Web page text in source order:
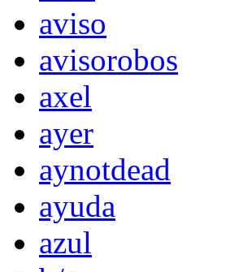
aviso
avisorobos
axel
ayer
aynotdead
ayuda
azul